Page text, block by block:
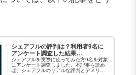
シェアフルの評判は？利用者9名に
アンケート調査した結果…
シェアフルを実際に使ってみた方9名を対象
にアンケート調査しました。本記事を読め
ば、シェアフルのリアルな評判とデメリッ